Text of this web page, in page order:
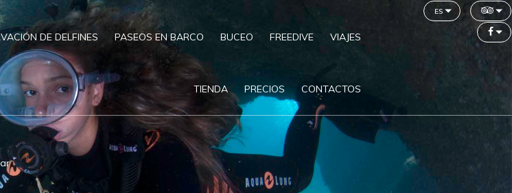
DE DELFINES PASEOS EN BARCO BUCEO FREEDIVE VIAJES
TIENDA PRECIOS CONTACTOS
es